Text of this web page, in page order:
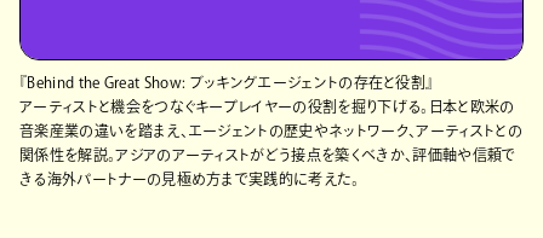
『Behind the Great Show: ブッキングエージェントの存在と役割』
アーティストと機会をつなぐキープレイヤーの役割を掘り下げる。日本と欧米の
音楽産業の違いを踏まえ、エージェントの歴史やネットワーク、アーティストとの
関係性を解説。アジアのアーティストがどう接点を築くべきか、評価軸や信頼で
きる海外パートナーの見極め方まで実践的に考えた。